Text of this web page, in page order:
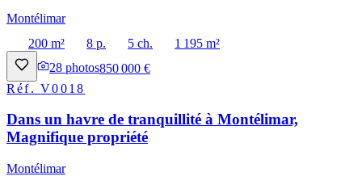
Montélimar
200 m²
8 p. 5 ch.
1 195 m²
28 photos850 000 €
Réf.V0018
Dans un havre de tranquillité à Montélimar,
Magnifique propriété
Montélimar